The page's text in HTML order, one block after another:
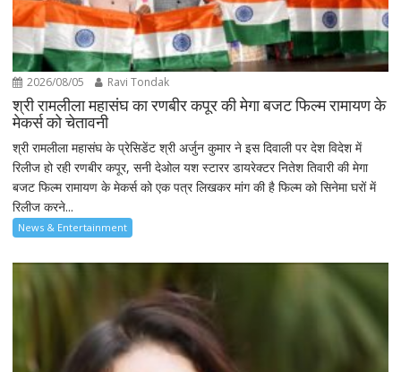
2026/08/05 Ravi Tondak
श्री रामलीला महासंघ का रणबीर कपूर की मेगा बजट फिल्म रामायण के
मेकर्स को चेतावनी
श्री रामलीला महासंघ के प्रेसिडेंट श्री अर्जुन कुमार ने इस दिवाली पर देश विदेश में
रिलीज हो रही रणबीर कपूर, सनी देओल यश स्टारर डायरेक्टर नितेश तिवारी की मेगा
बजट फिल्म रामायण के मेकर्स को एक पत्र लिखकर मांग की है फिल्म को सिनेमा घरों में
रिलीज करने...
News & Entertainment